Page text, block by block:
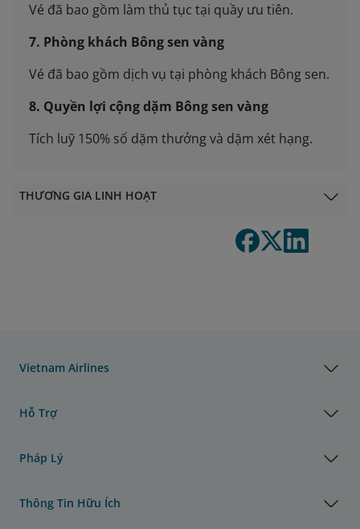
Vé đã bao gồm làm thủ tục tại quầy ưu tiên.
7. Phòng khách Bông sen vàng
Vé đã bao gồm dịch vụ tại phòng khách Bông sen.
8. Quyền lợi cộng dặm Bông sen vàng
Tích luỹ 150% số dặm thưởng và dặm xét hạng.
THƯƠNG GIA LINH HOẠT
Vietnam Airlines
Hỗ Trợ
Pháp Lý
Thông Tin Hữu Ích